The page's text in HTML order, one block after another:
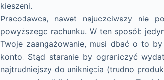
kieszeni.
Pracodawca, nawet najuczciwszy nie
powyższego rachunku. W ten sposób
Twoje zaangażowanie, musi dbać o to
konto. Stąd staranie by ograniczyć
najtrudniejszy do uniknięcia (trudno